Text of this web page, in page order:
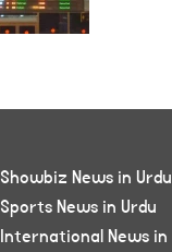
Showbiz News in Urdu
Sports News in Urdu
International News in